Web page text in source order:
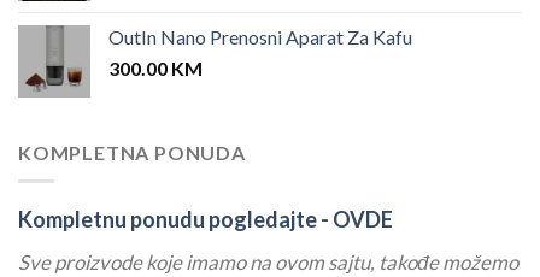
OutIn Nano Prenosni Aparat Za Kafu
300.00 KM
KOMPLETNA PONUDA
Kompletnu ponudu pogledajte - OVDE
Sve proizvode koje imamo na ovom sajtu, takođe možemo